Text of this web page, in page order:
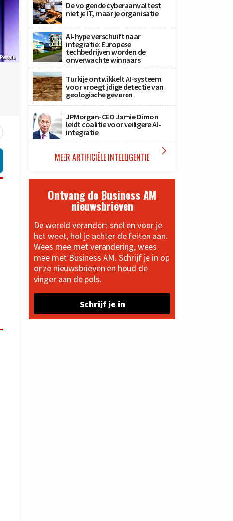
Pexels
De volgende cyberaanval test
niet je IT, maar je organisatie
AI-hype verschuift naar
integratie: Europese
techbedrijven worden de
onverwachte winnaars
Turkije ontwikkelt AI-systeem
voor vroegtijdige detectie van
geologische gevaren
JPMorgan-CEO Jamie Dimon
leidt coalitie voor veiligere AI-
integratie
MEER ARTIFICIËLE INTELLIGENTIE 
Ontvang de Business AM
nieuwsbrieven
De wereld verandert snel en voor je
het weet, hol je achter de feiten aan.
Wees mee met verandering, wees
mee met Business AM. Schrijf je in op
onze nieuwsbrieven en houd de
vinger aan de pols.
Schrijf je in